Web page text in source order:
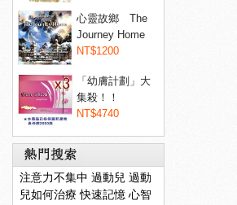
心靈故鄉 The
Journey Home
NT$1200
「幼膚計劃」大
集殺！！
Dermaxyl@ 菲...
NT$4740
注意力不集中 過動兒 過動
兒如何治療 快速記憶 心智